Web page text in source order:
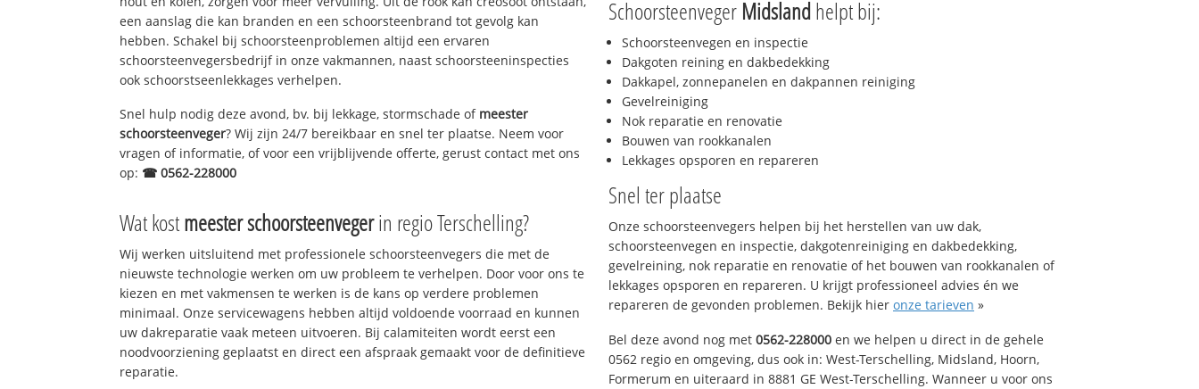
een aanslag die kan branden en een schoorsteenbrand tot gevolg kan
hebben. Schakel bij schoorsteenproblemen altijd een ervaren
schoorsteenvegersbedrijf in onze vakmannen, naast schoorsteeninspecties
ook schoorstseenlekkages verhelpen.
Snel hulp nodig deze avond, bv. bij lekkage, stormschade of meester
schoorsteenveger? Wij zijn 24/7 bereikbaar en snel ter plaatse. Neem voor
vragen of informatie, of voor een vrijblijvende offerte, gerust contact met ons
op: ☎ 0562-228000
Wat kostmeester schoorsteenvegerin regio Terschelling?
Wij werken uitsluitend met professionele schoorsteenvegers die met de
nieuwste technologie werken om uw probleem te verhelpen. Door voor ons te
kiezen en met vakmensen te werken is de kans op verdere problemen
minimaal. Onze servicewagens hebben altijd voldoende voorraad en kunnen
uw dakreparatie vaak meteen uitvoeren. Bij calamiteiten wordt eerst een
noodvoorziening geplaatst en direct een afspraak gemaakt voor de definitieve
reparatie.
Schoorsteenveger Midslandhelpt bij:
Schoorsteenvegen en inspectie
Dakgoten reining en dakbedekking
Dakkapel, zonnepanelen en dakpannen reiniging
Gevelreiniging
Nok reparatie en renovatie
Bouwen van rookkanalen
Lekkages opsporen en repareren
Snel ter plaatse
Onze schoorsteenvegers helpen bij het herstellen van uw dak,
schoorsteenvegen en inspectie, dakgotenreiniging en dakbedekking,
gevelreining, nok reparatie en renovatie of het bouwen van rookkanalen of
lekkages opsporen en repareren. U krijgt professioneel advies én we
repareren de gevonden problemen. Bekijk hier onze tarieven »
Bel deze avond nog met 0562-228000 en we helpen u direct in de gehele
0562 regio en omgeving, dus ook in: West-Terschelling, Midsland, Hoorn,
Formerum en uiteraard in 8881 GE West-Terschelling. Wanneer u voor ons